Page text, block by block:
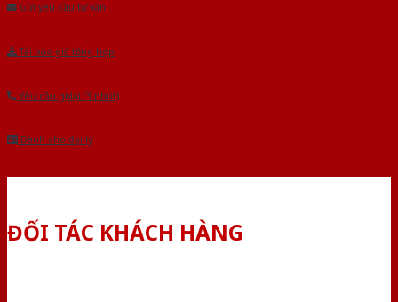
Gửi yêu cầu tư vấn
Tải báo giá tổng hợp
Yêu cầu gọi lại (3 phút)
Dành cho đại lý
ĐỐI TÁC KHÁCH HÀNG